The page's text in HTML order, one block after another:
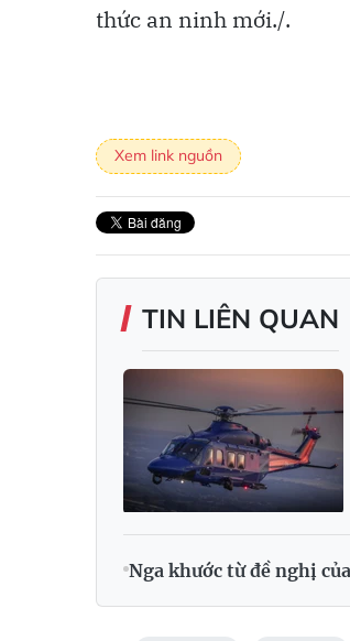
thức an ninh mới./.
Xem link nguồn
TIN LIÊN QUAN
Nga khước từ đề nghị